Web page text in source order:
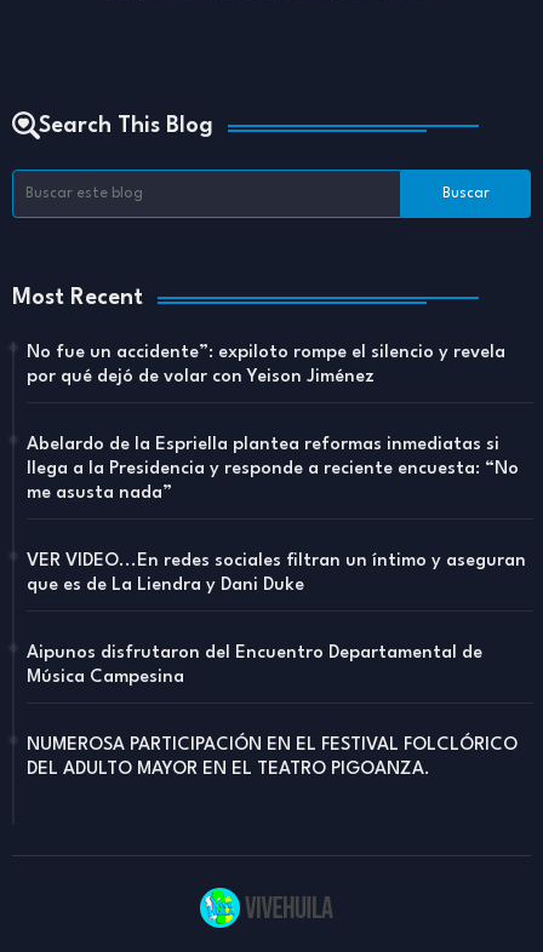
Search This Blog
Most Recent
No fue un accidente”: expiloto rompe el silencio y revela
por qué dejó de volar con Yeison Jiménez
Abelardo de la Espriella plantea reformas inmediatas si
llega a la Presidencia y responde a reciente encuesta: “No
me asusta nada”
VER VIDEO...En redes sociales filtran un íntimo y aseguran
que es de La Liendra y Dani Duke
Aipunos disfrutaron del Encuentro Departamental de
Música Campesina
NUMEROSA PARTICIPACIÓN EN EL FESTIVAL FOLCLÓRICO
DEL ADULTO MAYOR EN EL TEATRO PIGOANZA.